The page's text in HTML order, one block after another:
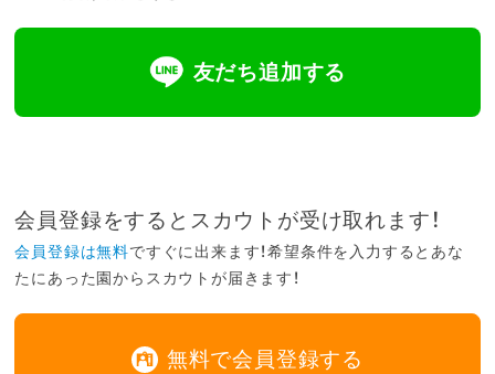
友だち追加する
会員登録をするとスカウトが受け取れます！
会員登録は無料ですぐに出来ます！希望条件を入力するとあな
たにあった園からスカウトが届きます！
無料で会員登録する